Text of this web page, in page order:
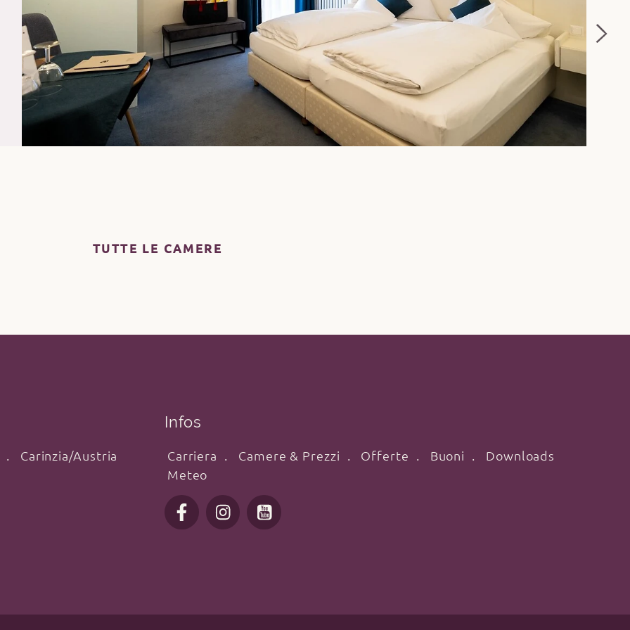
TUTTE LE CAMERE
Carinzia/Austria
Infos
Carriera Camere & Prezzi Offerte Buoni
Downloads
Meteo